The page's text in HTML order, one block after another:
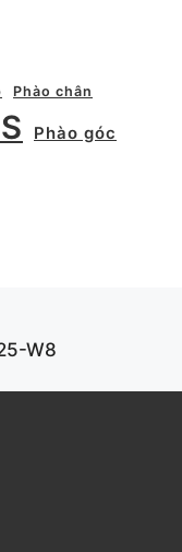
Phào chân
Phào góc
W8